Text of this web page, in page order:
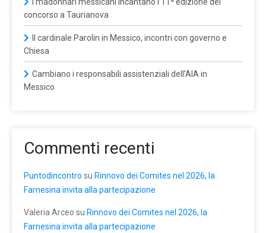
concorso a Taurianova
Il cardinale Parolin in Messico, incontri con governo e
Chiesa
Cambiano i responsabili assistenziali dell’AIA in
Messico
Commenti recenti
Puntodincontro su Rinnovo dei Comites nel 2026, la
Farnesina invita alla partecipazione
Valeria Arceo su Rinnovo dei Comites nel 2026, la
Farnesina invita alla partecipazione